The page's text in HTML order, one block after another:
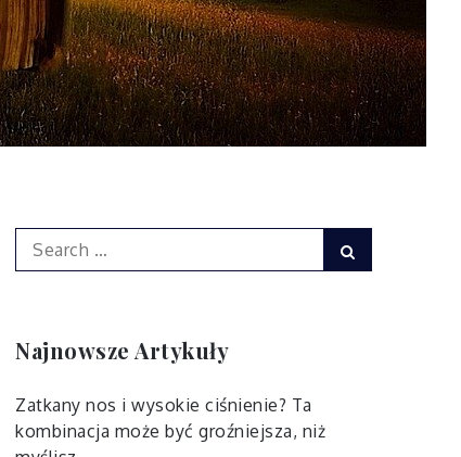
Search
for:
Najnowsze Artykuły
Zatkany nos i wysokie ciśnienie? Ta
kombinacja może być groźniejsza, niż